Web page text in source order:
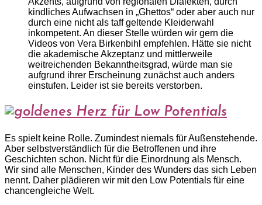
kindliches Aufwachsen in „Ghettos“ oder aber auch nur
durch eine nicht als taff geltende Kleiderwahl
inkompetent. An dieser Stelle würden wir gern die
Videos von Vera Birkenbihl empfehlen. Hätte sie nicht
die akademische Akzeptanz und mittlerweile
weitreichenden Bekanntheitsgrad, würde man sie
aufgrund ihrer Erscheinung zunächst auch anders
einstufen. Leider ist sie bereits verstorben.
Es spielt keine Rolle. Zumindest niemals für Außenstehende.
Aber selbstverständlich für die Betroffenen und ihre
Geschichten schon. Nicht für die Einordnung als Mensch.
Wir sind alle Menschen, Kinder des Wunders das sich Leben
nennt. Daher plädieren wir mit den Low Potentials für eine
chancengleiche Welt.